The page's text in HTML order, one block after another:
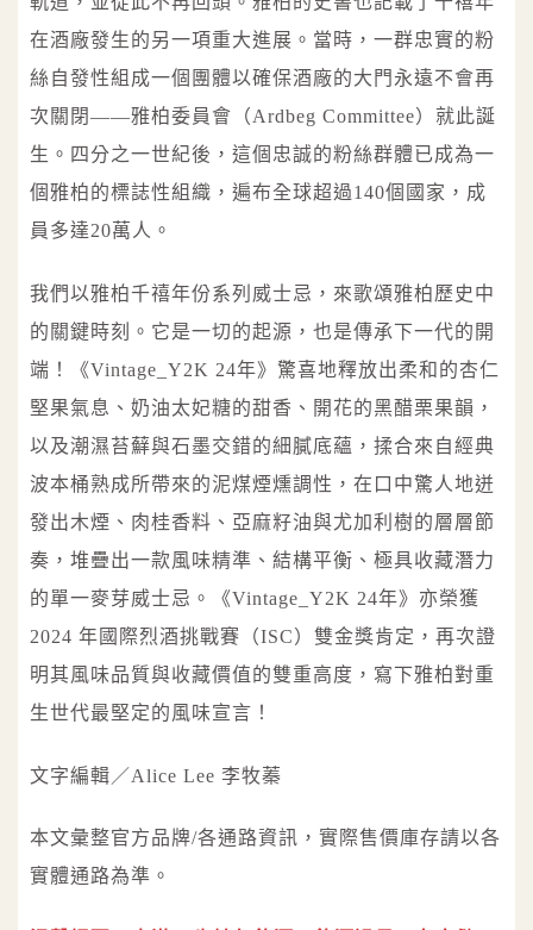
在酒廠發生的另一項重大進展。當時，一群忠實的粉
絲自發性組成一個團體以確保酒廠的大門永遠不會再
次關閉——雅柏委員會（Ardbeg Committee）就此誕
生。四分之一世紀後，這個忠誠的粉絲群體已成為一
個雅柏的標誌性組織，遍布全球超過140個國家，成
員多達20萬人。
我們以雅柏千禧年份系列威士忌，來歌頌雅柏歷史中
的關鍵時刻。它是一切的起源，也是傳承下一代的開
端！《Vintage_Y2K 24年》驚喜地釋放出柔和的杏仁
堅果氣息、奶油太妃糖的甜香、開花的黑醋栗果韻，
以及潮濕苔蘚與石墨交錯的細膩底蘊，揉合來自經典
波本桶熟成所帶來的泥煤煙燻調性，在口中驚人地迸
發出木煙、肉桂香料、亞麻籽油與尤加利樹的層層節
奏，堆疊出一款風味精準、結構平衡、極具收藏潛力
的單一麥芽威士忌。《Vintage_Y2K 24年》亦榮獲
2024 年國際烈酒挑戰賽（ISC）雙金獎肯定，再次證
明其風味品質與收藏價值的雙重高度，寫下雅柏對重
生世代最堅定的風味宣言！
文字編輯／Alice Lee 李牧蓁
本文彙整官方品牌/各通路資訊，實際售價庫存請以各
實體通路為準。